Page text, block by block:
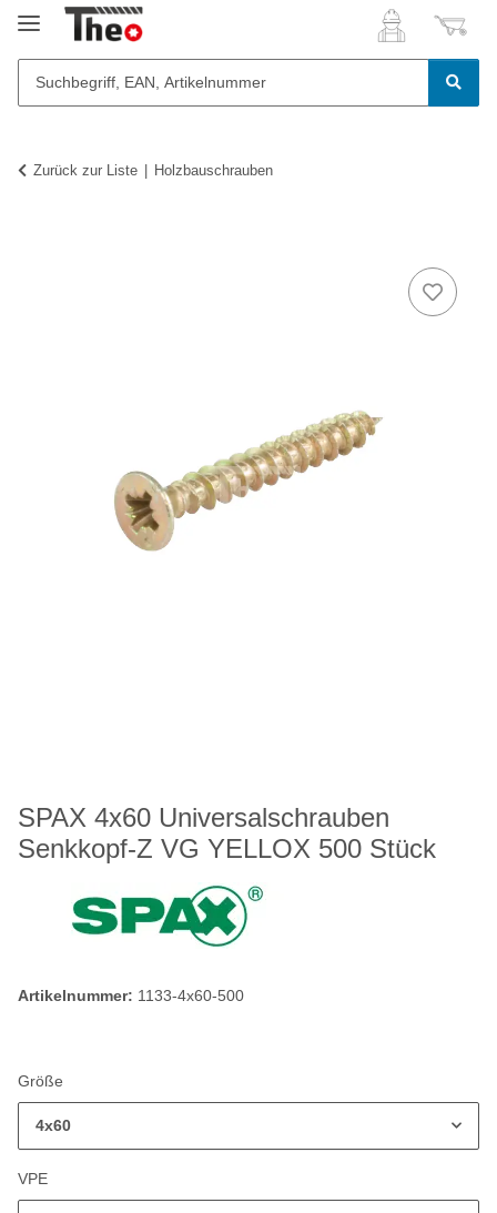
Zurück zur Liste Holzbauschrauben
SPAX 4x60 Universalschrauben
Senkkopf-Z VG YELLOX 500 Stück
Artikelnummer: 1133-4x60-500
Größe
4x60
VPE